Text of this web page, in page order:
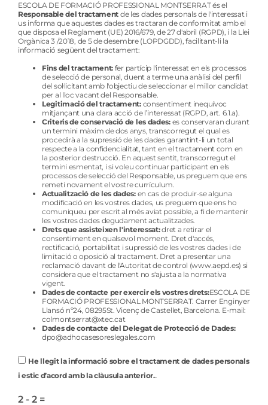
ESCOLA DE FORMACIÓ PROFESSIONAL MONTSERRAT és el
Responsable del tractament de les dades personals de l'interessat i
us informa que aquestes dades es tractaran de conformitat amb el
que disposa el Reglament (UE) 2016/679, de 27 d'abril (RGPD), i la Llei
Orgànica 3 /2018, de 5 de desembre (LOPDGDD), facilitant-li la
informació següent del tractament:
Fins del tractament: fer partícip l'interessat en els processos
de selecció de personal, duent a terme una anàlisi del perfil
del sol·licitant amb l'objectiu de seleccionar el millor candidat
per al lloc vacant del Responsable.
Legitimació del tractament:consentiment inequívoc
mitjançant una clara acció de l’interessat (RGPD, art. 6.1.a).
Criteris de conservació de les dades:es conservaran durant
un termini màxim de dos anys, transcorregut el qual es
procedirà a la supressió de les dades garantint-li un total
respecte a la confidencialitat, tant en el tractament com en
la posterior destrucció. En aquest sentit, transcorregut el
termini esmentat, i si voleu continuar participant en els
processos de selecció del Responsable, us preguem que ens
remeti novament el vostre currículum.
Actualització de les dades:en cas de produir-se alguna
modificació en les vostres dades, us preguem que ens ho
comuniqueu per escrit al més aviat possible, a fi de mantenir
les vostres dades degudament actualitzades.
Drets que assisteixen l'interessat:dret a retirar el
consentiment en qualsevol moment. Dret d'accés,
rectificació, portabilitat i supressió de les vostres dades i de
limitació o oposició al tractament. Dret a presentar una
reclamació davant de l'Autoritat de control (www.aepd.es) si
considera que el tractament no s'ajusta a la normativa
vigent.
Dades de contacte per exercir els vostres drets:ESCOLA DE
FORMACIÓ PROFESSIONAL MONTSERRAT. Carrer Enginyer
Llansó nº24, 08295St. Vicenç de Castellet, Barcelona. E-mail:
colmontserrat@xtec.cat
Dades de contacte del Delegat de Protecció de Dades:
dpo@adhocasesoreslegales.com
He llegit la informació sobre el tractament de dades personals
i estic d’acord amb la clàusula anterior..
2 - 2 =